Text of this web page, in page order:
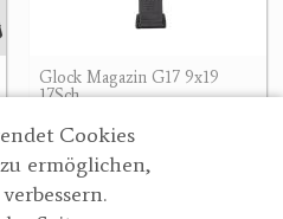
Cookies
ermöglichen,
Glock Magazin G17 9x19
17Sch.